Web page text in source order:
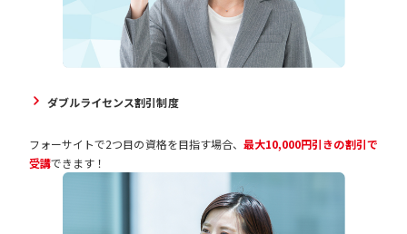
ダブルライセンス割引制度
フォーサイトで2つ目の資格を目指す場合、 最大10,000円引きの割引で
受講できます！